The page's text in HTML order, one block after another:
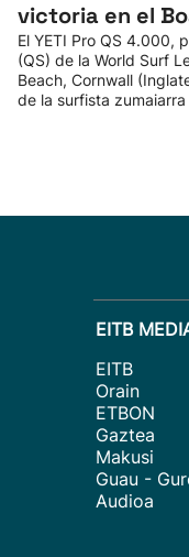
victoria en el
El YETI Pro QS 4.000,
(QS) de la World Surf
Beach, Cornwall
de la surfista
EITB
EITB
Orain
ETBON
Gaztea
Makusi
Guau -
Audioa